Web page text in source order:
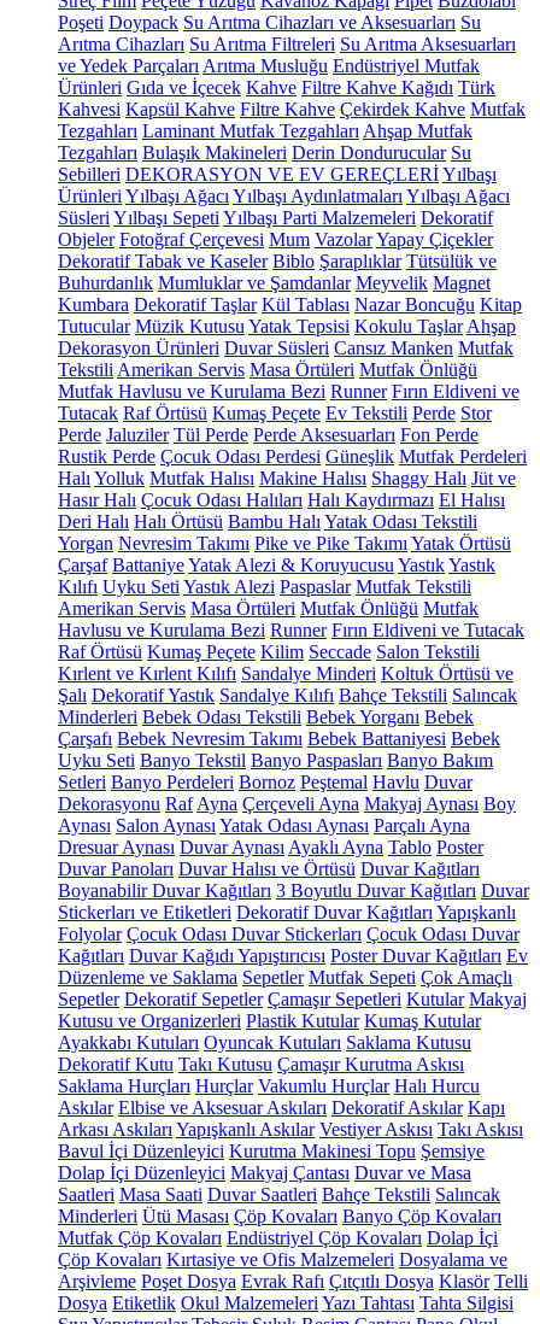
Poşeti Doypack Su Arıtma Cihazları ve Aksesuarları Su
Arıtma Cihazları Su Arıtma Filtreleri Su Arıtma Aksesuarları
ve Yedek Parçaları Arıtma Musluğu Endüstriyel Mutfak
Ürünleri Gıda ve İçecek Kahve Filtre Kahve Kağıdı Türk
Kahvesi Kapsül Kahve Filtre Kahve Çekirdek Kahve Mutfak
Tezgahları Laminant Mutfak Tezgahları Ahşap Mutfak
Tezgahları Bulaşık Makineleri Derin Dondurucular Su
Sebilleri DEKORASYON VE EV GEREÇLERİYılbaşı
Ürünleri Yılbaşı Ağacı Yılbaşı Aydınlatmaları Yılbaşı Ağacı
Süsleri Yılbaşı Sepeti Yılbaşı Parti Malzemeleri Dekoratif
Objeler Fotoğraf Çerçevesi Mum VazolarYapay Çiçekler
Dekoratif Tabak ve Kaseler Biblo Şaraplıklar Tütsülük ve
Buhurdanlık Mumluklar ve Şamdanlar Meyvelik Magnet
Kumbara Dekoratif Taşlar Kül Tablası Nazar Boncuğu Kitap
Tutucular Müzik Kutusu Yatak Tepsisi Kokulu Taşlar Ahşap
Dekorasyon Ürünleri Duvar Süsleri Cansız Manken Mutfak
Tekstili Amerikan Servis Masa Örtüleri Mutfak Önlüğü
Mutfak Havlusu ve Kurulama Bezi Runner Fırın Eldiveni ve
Tutacak Raf Örtüsü Kumaş Peçete Ev Tekstili Perde Stor
Perde Jaluziler Tül Perde Perde Aksesuarları Fon Perde
Rustik Perde Çocuk Odası Perdesi Güneşlik Mutfak Perdeleri
Halı Yolluk Mutfak Halısı Makine Halısı Shaggy Halı Jüt ve
Hasır Halı Çocuk Odası Halıları Halı Kaydırmazı El Halısı
Deri Halı Halı Örtüsü Bambu Halı Yatak Odası Tekstili
Yorgan Nevresim Takımı Pike ve Pike Takımı Yatak Örtüsü
Çarşaf BattaniyeYatak Alezi & Koruyucusu YastıkYastık
Kılıfı Uyku Seti Yastık Alezi Paspaslar Mutfak Tekstili
Amerikan Servis Masa Örtüleri Mutfak Önlüğü Mutfak
Havlusu ve Kurulama Bezi Runner Fırın Eldiveni ve Tutacak
Raf Örtüsü Kumaş Peçete Kilim Seccade Salon Tekstili
Kırlent ve Kırlent Kılıfı Sandalye Minderi Koltuk Örtüsü ve
Şalı Dekoratif Yastık Sandalye Kılıfı Bahçe Tekstili Salıncak
Minderleri Bebek Odası Tekstili Bebek Yorganı Bebek
Çarşafı Bebek Nevresim Takımı Bebek Battaniyesi Bebek
Uyku Seti Banyo Tekstil Banyo Paspasları Banyo Bakım
Setleri Banyo Perdeleri Bornoz Peştemal Havlu Duvar
Dekorasyonu Raf Ayna Çerçeveli Ayna Makyaj Aynası Boy
Aynası Salon Aynası Yatak Odası Aynası Parçalı Ayna
Dresuar Aynası Duvar Aynası Ayaklı Ayna Tablo Poster
Duvar Panoları Duvar Halısı ve Örtüsü Duvar Kağıtları
Boyanabilir Duvar Kağıtları 3 Boyutlu Duvar Kağıtları Duvar
Stickerları ve Etiketleri Dekoratif Duvar Kağıtları Yapışkanlı
Folyolar Çocuk Odası Duvar Stickerları Çocuk Odası Duvar
Kağıtları Duvar Kağıdı Yapıştırıcısı Poster Duvar Kağıtları Ev
Düzenleme ve Saklama Sepetler Mutfak Sepeti Çok Amaçlı
Sepetler Dekoratif Sepetler Çamaşır Sepetleri Kutular Makyaj
Kutusu ve Organizerleri Plastik Kutular Kumaş Kutular
Ayakkabı Kutuları Oyuncak Kutuları Saklama Kutusu
Dekoratif Kutu Takı Kutusu Çamaşır Kurutma Askısı
Saklama Hurçları Hurçlar Vakumlu Hurçlar Halı Hurcu
Askılar Elbise ve Aksesuar Askıları Dekoratif Askılar Kapı
Arkası Askıları Yapışkanlı Askılar Vestiyer Askısı Takı Askısı
Bavul İçi Düzenleyici Kurutma Makinesi Topu Şemsiye
Dolap İçi Düzenleyici Makyaj Çantası Duvar ve Masa
Saatleri Masa Saati Duvar Saatleri Bahçe Tekstili Salıncak
Minderleri Ütü Masası Çöp Kovaları Banyo Çöp Kovaları
Mutfak Çöp Kovaları Endüstriyel Çöp Kovaları Dolap İçi
Çöp Kovaları Kırtasiye ve Ofis Malzemeleri Dosyalama ve
Arşivleme Poşet Dosya Evrak Rafı Çıtçıtlı Dosya Klasör Telli
Dosya Etiketlik Okul Malzemeleri Yazı Tahtası Tahta Silgisi